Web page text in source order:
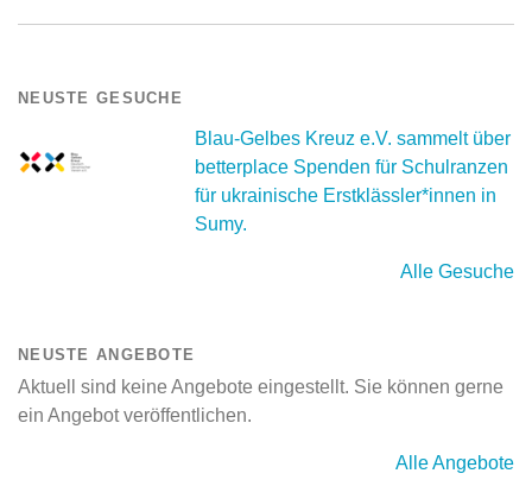
NEUSTE GESUCHE
Blau-Gelbes Kreuz e.V. sammelt über
betterplace Spenden für Schulranzen
für ukrainische Erstklässler*innen in
Sumy.
Alle Gesuche
NEUSTE ANGEBOTE
Aktuell sind keine Angebote eingestellt. Sie können gerne
ein Angebot veröffentlichen.
Alle Angebote